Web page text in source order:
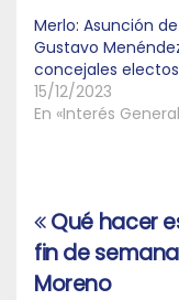
Merlo: Asunción de
Gustavo
concejales electos
15/12/2023
En «Interés
de
Qué hacer
fin de
Moreno